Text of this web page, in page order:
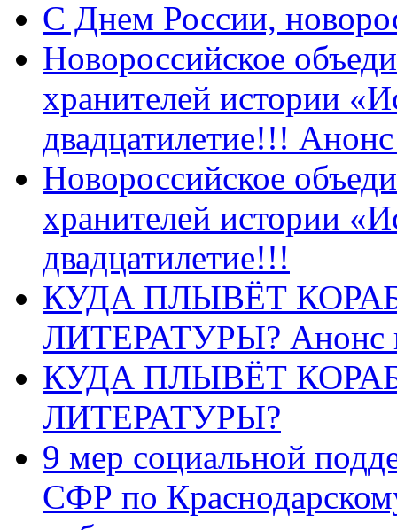
C Днем России,
Новороссийское
хранителей истории
двадцатилетие!!!
Новороссийское
хранителей истории
двадцатилетие!!!
КУДА ПЛЫВЁТ
ЛИТЕРАТУРЫ? Анонс
КУДА ПЛЫВЁТ
ЛИТЕРАТУРЫ?
9 мер социальной
СФР по